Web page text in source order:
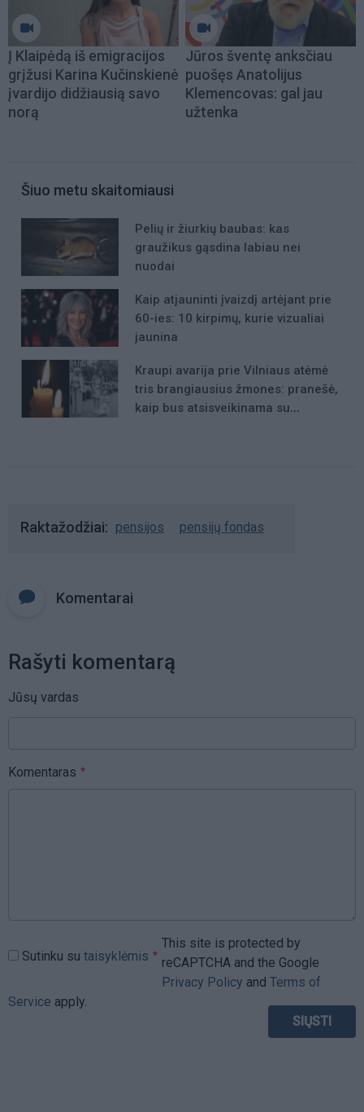
Į Klaipėdą iš emigracijos
grįžusi Karina Kučinskienė
įvardijo didžiausią savo
norą
Jūros šventę anksčiau
puošęs Anatolijus
Klemencovas: gal jau
užtenka
Šiuo metu skaitomiausi
Pelių ir žiurkių baubas: kas
graužikus gąsdina labiau nei
nuodai
Kaip atjauninti įvaizdį artėjant prie
60-ies: 10 kirpimų, kurie vizualiai
jaunina
Kraupi avarija prie Vilniaus atėmė
tris brangiausius žmones: pranešė,
kaip bus atsisveikinama su
Raktažodžiai pensijos pensijų fondas
Komentarai
Rašyti komentarą
Jūsų vardas
Komentaras
Sutinku su taisyklėmis
This site is protected by
reCAPTCHA and the Google
Privacy Policy and Terms of
Service apply.